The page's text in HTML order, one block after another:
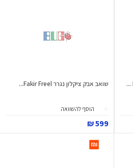
שואב אבק ציקלון נגרר Fakir Freel...
הוסף להשוואה
599 ₪